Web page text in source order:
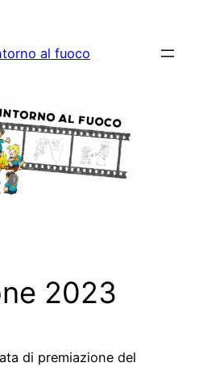
al fuoco
2023
di premiazione del